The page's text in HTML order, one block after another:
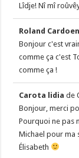
Lîdje! Nî mî
Roland
Bonjour c'est
comme ça c'est
comme ça !
Carota lidiade
Bonjour, merci
Pourquoi ne pas
Michael pour ma
Élisabeth